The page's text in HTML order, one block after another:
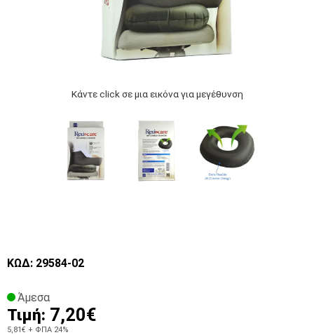
Κάντε click σε μια εικόνα για μεγέθυνση
ΚΩΔ: 29584-02
Άμεσα
Τιμή: 7,20€
5,81€ + ΦΠΑ 24%